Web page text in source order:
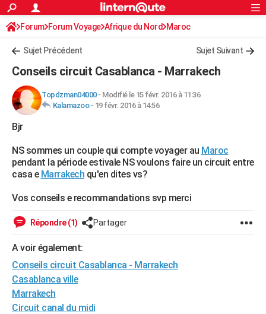
ACTUALITÉS
Politique
Société
Faits Divers
Education
Monde
Villes
+
FINANCE
Retraite
Impôts
Epargne
Immobilier
Risques naturels par ville
Banque
Assurance
Crédit
AUTO
Essais
Réserver un essai
Citadines
Berlines
SUV
Forum auto
+HIGH-TECH
Mobiles
Meilleur smartphone
Internet
Ordinateurs
Jeux vidéo
Guide high-tech
+BRICOLAGE
Forum
Aménagement intérieur
Extérieur
Cuisine
Salle de bains
Jardinage
Rangement
Art de vivre
Bien-être
Loisirs
Mode
Modes de vie
Alimentation
Guide de la santé
Maladies
Médicaments
Sommeil
Destinations
City break
Voyage nature
Voyage de noces
Forum
Climat
+PHOTO
GUIDES D'ACHAT
S'inscrire
Connexion
Forum Forum Voyage Afrique du Nord Maroc
Sujet Précédent Sujet Suivant
Conseils circuit Casablanca - Marrakech
Topdzman04000- Modifié le 15 févr. 2016 à 11:36
Kalamazoo- 19 févr. 2016 à 14:56
Bjr
NS sommes un couple qui compte voyager au Maroc
pendant la période estivale NS voulons faire un circuit entre
casa e Marrakech qu'en dites vs?
Vos conseils e recommandations svp merci
Répondre (1) Partager
A voir également:
Conseils circuit Casablanca - Marrakech
Casablanca ville
Marrakech
Circuit canal du midi